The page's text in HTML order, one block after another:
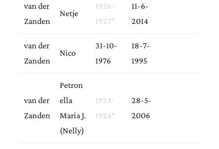
van der
Zanden
Netje
1926-
1927*
11-6-
2014
van der
Zanden
Nico
31-10-
1976
18-7-
1995
van der
Zanden
Petron
ella
Maria J.
(Nelly)
1923-
1924*
28-5-
2006